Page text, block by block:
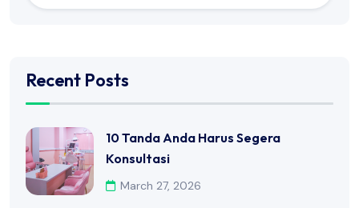
Recent Posts
10 Tanda Anda Harus Segera
Konsultasi
March 27, 2026